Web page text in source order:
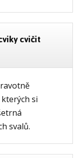
cvičit
kterých si
svalů.